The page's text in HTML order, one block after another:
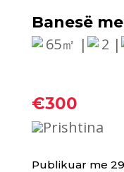
Banesë
65㎡ |
2 |
€300
Prishtina
Publikuar me